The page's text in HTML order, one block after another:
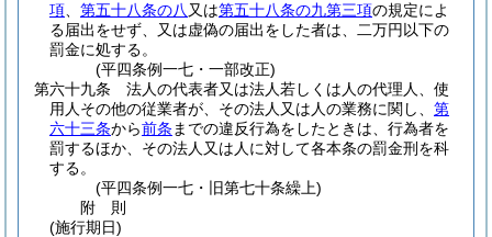
項
第五十八条の八 又は第五十八条の九第三項の規定によ
る届出をせず、又は虚偽の届出をした者は、二万円以下の
罰金に処する。
(平四条例一七・一部改正)
第六十九条
法人の代表者又は法人若しくは人の代理人、使
用人その他の従業者が、その法人又は人の業務に関し、 第
六十三条から前条 までの違反行為をしたときは、行為者を
罰するほか、その法人又は人に対して各本条の罰金刑を科
する。
(平四条例一七・旧第七十条繰上)
附 則
(施行期日)